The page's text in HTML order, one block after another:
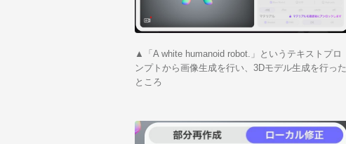
▲「A white humanoid robot.」というテキストプロ
ンプトから画像生成を行い、3Dモデル生成を行った
ところ